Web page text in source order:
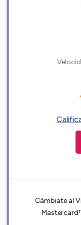
Cámbiate al